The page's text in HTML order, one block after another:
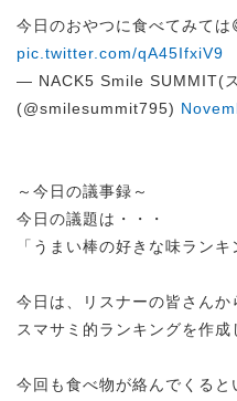
今日のおやつに食べてみては
pic.twitter.com/qA45IfxiV9
— NACK5 Smile SUMMIT(
(@smilesummit795)
～今日の議事録～
今日の議題は・・・
「うまい棒の好きな味ラン
今日は、リスナーの皆さんか
スマサミ的ランキングを作成
今回も食べ物が絡んでくると